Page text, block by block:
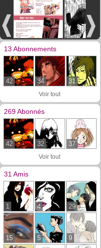
13 Abonnements
42 34 31
Voir tout
269 Abonnés
42 32 37
Voir tout
31 Amis
1 4 29
15 5 9